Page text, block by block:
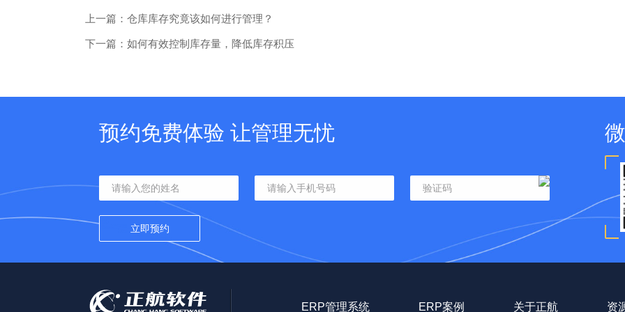
上一篇：仓库库存究竟该如何进行管理？
下一篇：如何有效控制库存量，降低库存积压
预约免费体验 让管理无忧
ERP管理系统 ERP案例 关于正航 资